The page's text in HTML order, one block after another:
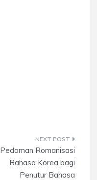
Pedoman Romanisasi
Bahasa Korea bagi
Penutur Bahasa